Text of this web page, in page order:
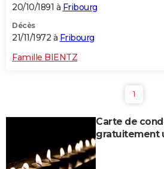
20/10/1891 à Fribourg
Décès
21/11/1972 à Fribourg
Famille BIENTZ
1
Carte de
gratuitement